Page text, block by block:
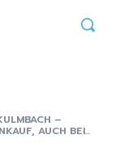
–
AUCH BEI...